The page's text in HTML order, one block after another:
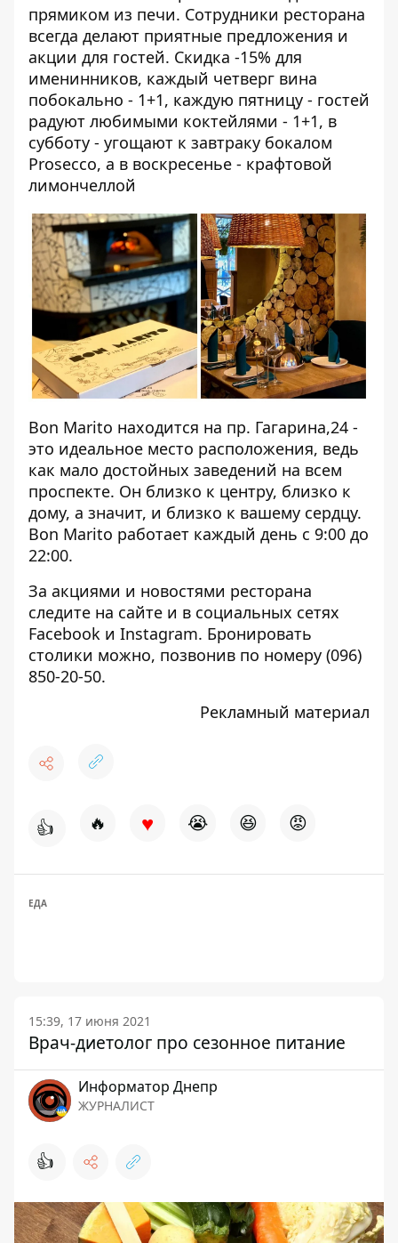
прямиком из печи. Сотрудники ресторана
всегда делают приятные предложения и
акции для гостей. Скидка -15% для
именинников, каждый четверг вина
побокально - 1+1, каждую пятницу - гостей
радуют любимыми коктейлями - 1+1, в
субботу - угощают к завтраку бокалом
Prosecco, а в воскресенье - крафтовой
лимончеллой
Bon Marito находится на пр. Гагарина,24 -
это идеальное место расположения, ведь
как мало достойных заведений на всем
проспекте. Он близко к центру, близко к
дому, а значит, и близко к вашему сердцу.
Bon Marito работает каждый день с 9:00 до
22:00.
За акциями и новостями ресторана
следите на сайте и в социальных сетях
Facebook и Instagram. Бронировать
столики можно, позвонив по номеру (096)
850-20-50.
Рекламный материал
👍 🔥 ♥ 😭 😆 😡
ЕДА
15:39, 17 июня 2021
Врач-диетолог про сезонное питание
Информатор Днепр
ЖУРНАЛИСТ
👍